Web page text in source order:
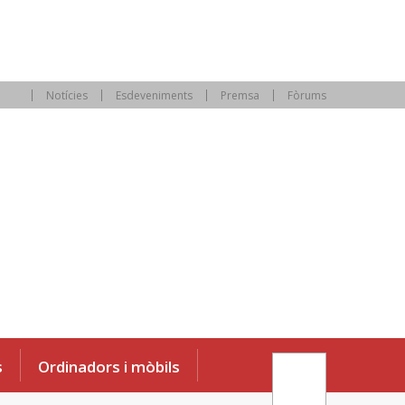
Notícies Esdeveniments Premsa Fòrums
Ordinadors i mòbils